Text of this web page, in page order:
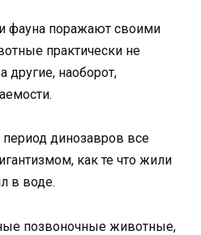
фауна поражают своими
практически не
другие, наоборот,
период динозавров все
как те что жили
в воде.
позвоночные животные,